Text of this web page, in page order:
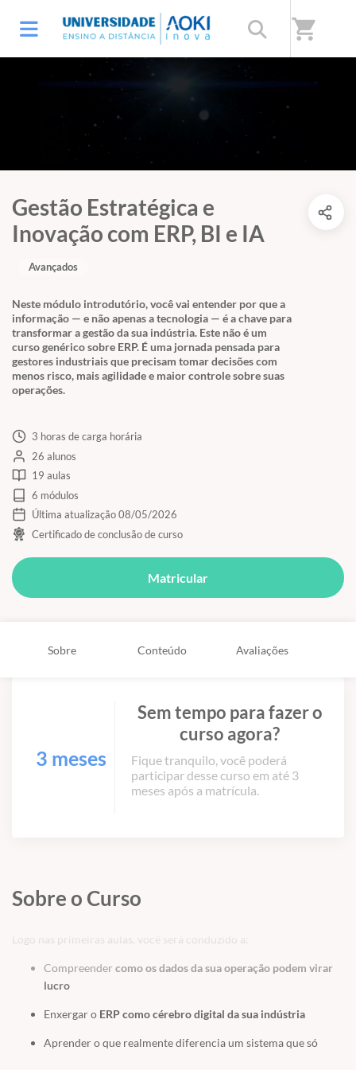
shopping_cart
Gestão Estratégica e
Inovação com ERP, BI e IA
Neste módulo introdutório, você vai entender por que a
informação — e não apenas a tecnologia — é a chave para
transformar a gestão da sua indústria. Este não é um
curso genérico sobre ERP. É uma jornada pensada para
gestores industriais que precisam tomar decisões com
menos risco, mais agilidade e maior controle sobre suas
operações.
Avançados
3 horas de carga horária
26 alunos
19 aulas
6 módulos
Última atualização 08/05/2026
Certificado de conclusão de curso
Matricular
Sobre Conteúdo Avaliações
3 meses
Sem tempo para fazer o
curso agora?
Fique tranquilo, você poderá
participar desse curso em até 3
meses após a matrícula.
Sobre o Curso
Logo nas primeiras aulas, você será conduzido a:
Compreender como os dados da sua operação podem virar
lucro
Enxergar o ERP como cérebro digital da sua indústria
Aprender o que realmente diferencia um sistema que só